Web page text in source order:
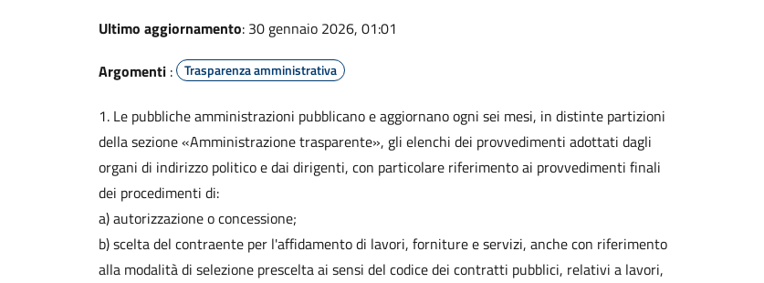
Ultimo aggiornamento: 30 gennaio 2026, 01:01
Argomenti : Trasparenza amministrativa
1. Le pubbliche amministrazioni pubblicano e aggiornano ogni sei mesi, in distinte partizioni
della sezione «Amministrazione trasparente», gli elenchi dei provvedimenti adottati dagli
organi di indirizzo politico e dai dirigenti, con particolare riferimento ai provvedimenti finali
dei procedimenti di:
a) autorizzazione o concessione;
b) scelta del contraente per l'affidamento di lavori, forniture e servizi, anche con riferimento
alla modalità di selezione prescelta ai sensi del codice dei contratti pubblici, relativi a lavori,